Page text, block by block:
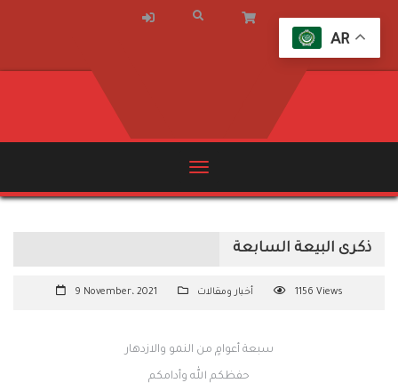
ذكرى البيعة السابعة
9 November، 2021 أخبار ومقالات 1156 Views
سبعة أعوامٍ من النمو والازدهار
حفظكم الله وأدامكم
AR